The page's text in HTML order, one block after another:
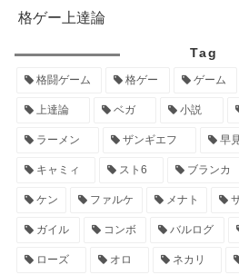
格ゲー上達論
Tag
格闘ゲーム 格ゲー ゲーム
上達論 ベガ 小説
ラーメン ザンギエフ 早
キャミィ スト6 ブランカ
ケン ファルケ メナト
ガイル コンボ バルログ
ローズ オロ ネカリ